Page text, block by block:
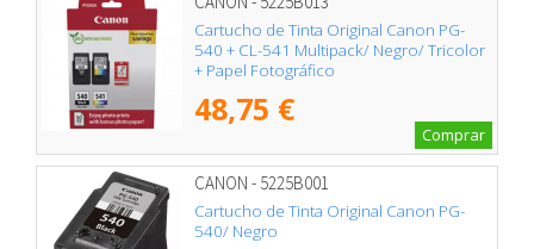
Cartucho de Tinta Original Canon PG-
540 + CL-541 Multipack/ Negro/ Tricolor
+ Papel Fotográfico
48,75 €
Comprar
CANON - 5225B001
Cartucho de Tinta Original Canon PG-
540/ Negro